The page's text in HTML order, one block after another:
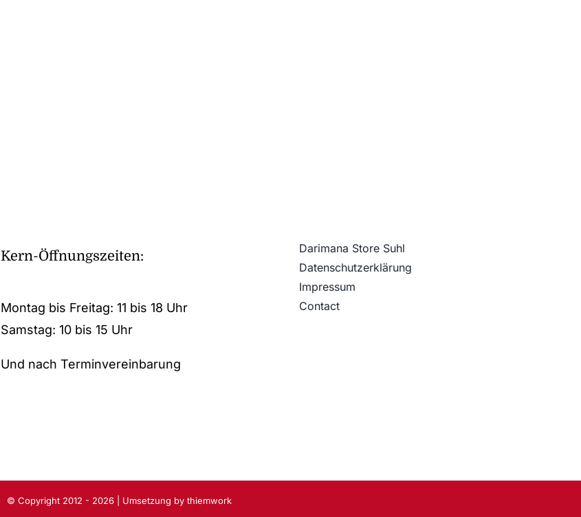
Kern-Öffnungszeiten:
Montag bis Freitag: 11 bis 18 Uhr
Samstag: 10 bis 15 Uhr
Und nach Terminvereinbarung
Darimana Store Suhl
Datenschutz­erklärung
Impressum
Contact
© Copyright 2012 - 2026 | Umsetzung by thiemwork